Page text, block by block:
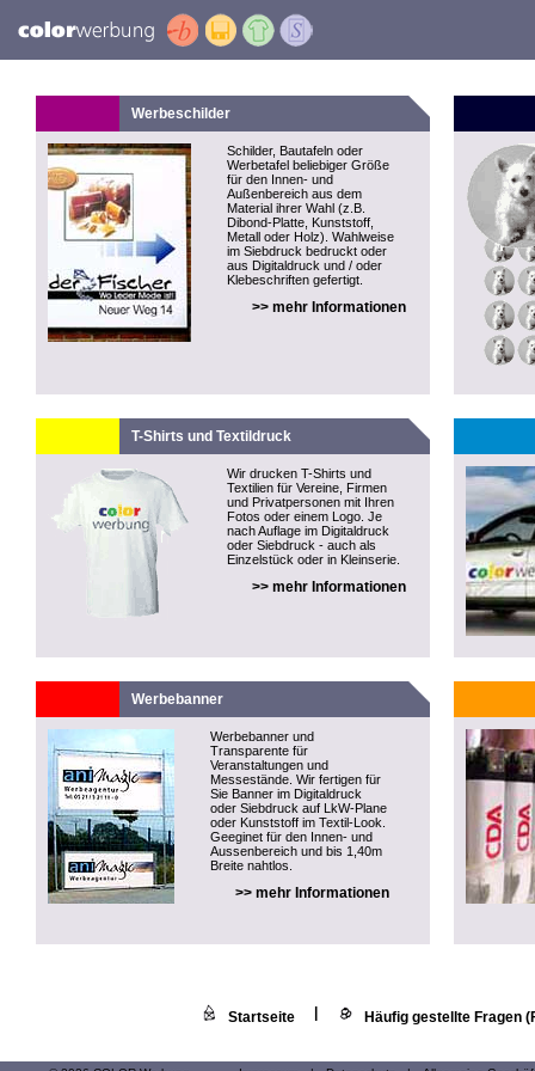
Werbeschilder
Schilder, Bautafeln oder
Werbetafel beliebiger Größe
für den Innen- und
Außenbereich aus dem
Material ihrer Wahl (z.B.
Dibond-Platte, Kunststoff,
Metall oder Holz). Wahlweise
im Siebdruck bedruckt oder
aus Digitaldruck und / oder
Klebeschriften gefertigt.
>> mehr Informationen
T-Shirts und Textildruck
Wir drucken T-Shirts und
Textilien für Vereine, Firmen
und Privatpersonen mit Ihren
Fotos oder einem Logo. Je
nach Auflage im Digitaldruck
oder Siebdruck - auch als
Einzelstück oder in Kleinserie.
>> mehr Informationen
Werbebanner
Werbebanner und
Transparente für
Veranstaltungen und
Messestände. Wir fertigen für
Sie Banner im Digitaldruck
oder Siebdruck auf LkW-Plane
oder Kunststoff im Textil-Look.
Geeginet für den Innen- und
Aussenbereich und bis 1,40m
Breite nahtlos.
>> mehr Informationen
Startseite Häufig gestellte Fragen